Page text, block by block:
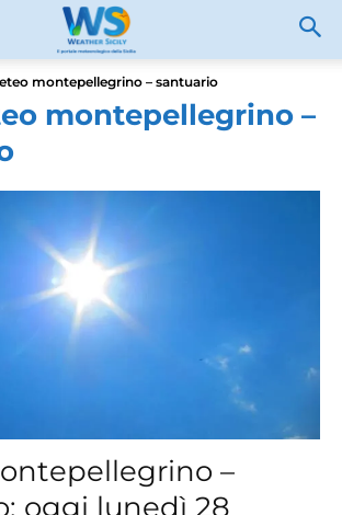
montepellegrino – santuario
montepellegrino –
–
oggi lunedì 28